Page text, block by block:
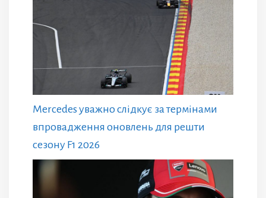
Mercedes уважно слідкує за термінами
впровадження оновлень для решти
сезону F1 2026